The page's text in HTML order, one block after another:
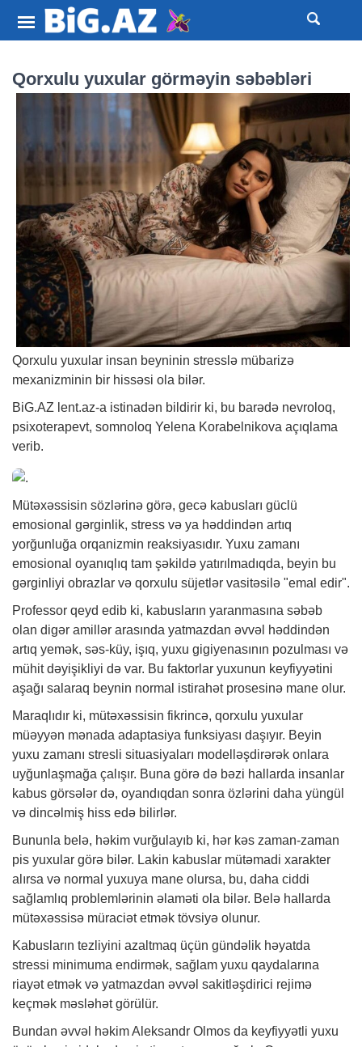
Qorxulu yuxular görməyin səbəbləri
Qorxulu yuxular insan beyninin stresslə mübarizə
mexanizminin bir hissəsi ola bilər.
BiG.AZ lent.az-a istinadən bildirir ki, bu barədə nevroloq,
psixoterapevt, somnoloq Yelena Korabelnikova açıqlama
verib.
Mütəxəssisin sözlərinə görə, gecə kabusları güclü
emosional gərginlik, stress və ya həddindən artıq
yorğunluğa orqanizmin reaksiyasıdır. Yuxu zamanı
emosional oyanıqlıq tam şəkildə yatırılmadıqda, beyin bu
gərginliyi obrazlar və qorxulu süjetlər vasitəsilə "emal edir".
Professor qeyd edib ki, kabusların yaranmasına səbəb
olan digər amillər arasında yatmazdan əvvəl həddindən
artıq yemək, səs-küy, işıq, yuxu gigiyenasının pozulması və
mühit dəyişikliyi də var. Bu faktorlar yuxunun keyfiyyətini
aşağı salaraq beynin normal istirahət prosesinə mane olur.
Maraqlıdır ki, mütəxəssisin fikrincə, qorxulu yuxular
müəyyən mənada adaptasiya funksiyası daşıyır. Beyin
yuxu zamanı stresli situasiyaları modelləşdirərək onlara
uyğunlaşmağa çalışır. Buna görə də bəzi hallarda insanlar
kabus görsələr də, oyandıqdan sonra özlərini daha yüngül
və dincəlmiş hiss edə bilirlər.
Bununla belə, həkim vurğulayıb ki, hər kəs zaman-zaman
pis yuxular görə bilər. Lakin kabuslar mütəmadi xarakter
alırsa və normal yuxuya mane olursa, bu, daha ciddi
sağlamlıq problemlərinin əlaməti ola bilər. Belə hallarda
mütəxəssisə müraciət etmək tövsiyə olunur.
Kabusların tezliyini azaltmaq üçün gündəlik həyatda
stressi minimuma endirmək, sağlam yuxu qaydalarına
riayət etmək və yatmazdan əvvəl sakitləşdirici rejimə
keçmək məsləhət görülür.
Bundan əvvəl həkim Aleksandr Olmos da keyfiyyətli yuxu